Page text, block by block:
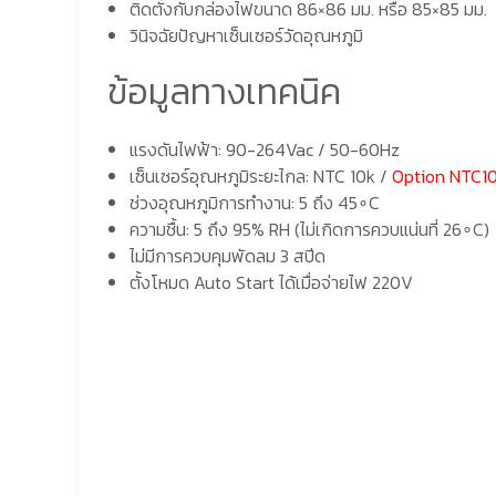
ติดตั้งกับกล่องไฟขนาด 86×86 มม. หรือ 85×85 มม.
วินิจฉัยปัญหาเซ็นเซอร์วัดอุณหภูมิ
ข้อมูลทางเทคนิค
แรงดันไฟฟ้า: 90-264Vac / 50-60Hz
เซ็นเซอร์อุณหภูมิระยะไกล: NTC 10k / Option
ช่วงอุณหภูมิการทำงาน: 5 ถึง 45∘C
ความชื้น: 5 ถึง 95% RH (ไม่เกิดการควบแน่นที่ 26∘C)
ไม่มีการควบคุมพัดลม 3 สปีด
ตั้งโหมด Auto Start ได้เมื่อจ่ายไฟ 220V